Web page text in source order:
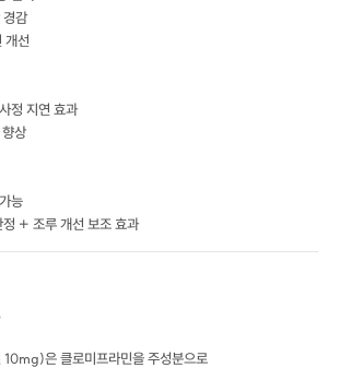
감
개선
정 지연 효과
상
능
+ 조루 개선 보조 효과
은 클로미프라민을 주성분으로